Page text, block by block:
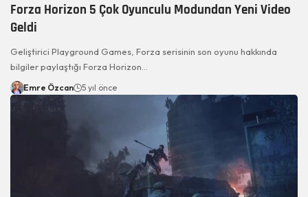
Forza Horizon 5 Çok Oyunculu Modundan Yeni Video
Geldi
Geliştirici Playground Games, Forza serisinin son oyunu hakkında
bilgiler paylaştığı Forza Horizon…
Emre Özcan 5 yıl önce